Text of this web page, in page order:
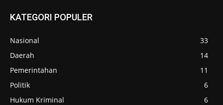
KATEGORI POPULER
Nasional
33
Daerah
14
Pemerintahan
11
Politik
6
Hukum Kriminal
6